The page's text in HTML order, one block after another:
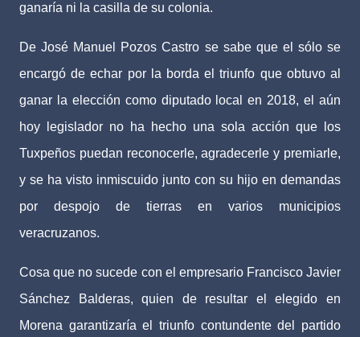
ganaría ni la casilla de su colonia.
De José Manuel Pozos Castro se sabe que el sólo se
encargó de echar por la borda el triunfo que obtuvo al
ganar la elección como diputado local en 2018, el aún
hoy legislador no ha hecho una sola acción que los
Tuxpeños puedan reconocerle, agradecerle y premiarle,
y se ha visto inmiscuido junto con su hijo en demandas
por despojo de tierras en varios municipios
veracruzanos.
Cosa que no sucede con el empresario Francisco Javier
Sánchez Balderas, quien de resultar el elegido en
Morena garantizaría el triunfo contundente del partido